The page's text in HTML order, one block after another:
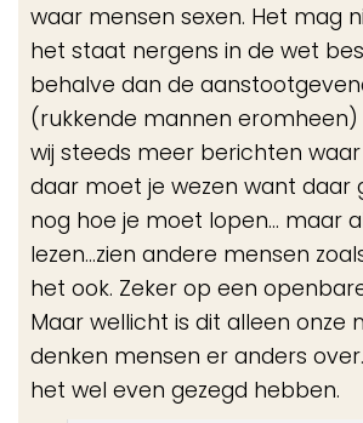
waar mensen sexen. Het mag
het staat nergens in de wet
behalve dan de
(rukkende mannen eromheen)
wij steeds meer berichten
daar moet je wezen want daar
nog hoe je moet lopen... maar
lezen...zien andere mensen
het ook. Zeker op een
Maar wellicht is dit alleen onze
denken mensen er anders
het wel even gezegd hebben.